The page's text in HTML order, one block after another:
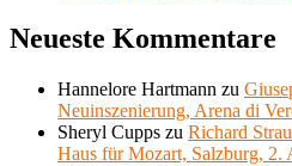
Neueste Kommentare
Hannelore Hartmann zu
Neuinszenierung, Arena di
Sheryl Cupps zu Richard
Haus für Mozart, Salzburg, 2.